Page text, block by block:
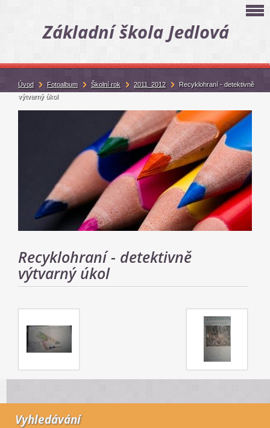
Základní škola Jedlová
Recyklohraní - detektivně
výtvarný úkol
Vyhledávání
Úvod Fotoalbum Školní rok 2011_2012
Recyklohraní - detektivně
výtvarný úkol